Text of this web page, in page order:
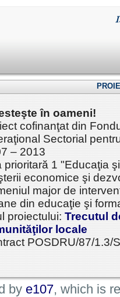
în oameni!
cofinanţat din
Sectorial
– 2013
prioritară 1 "Educaţia
economice şi
major de
din educaţie şi
proiectului: Trecutul
locale
POSDRU/87/1.3/
by e107, which is